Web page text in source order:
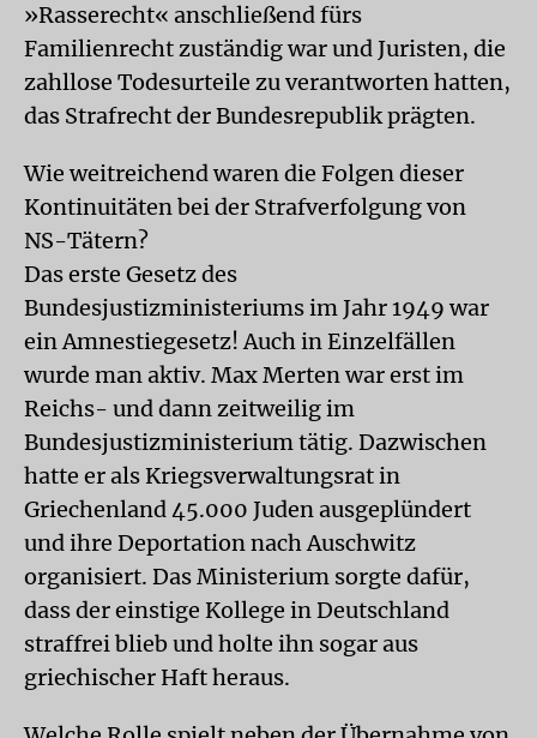
»Rasserecht« anschließend fürs
Familienrecht zuständig war und Juristen, die
zahllose Todesurteile zu verantworten hatten,
das Strafrecht der Bundesrepublik prägten.
Wie weitreichend waren die Folgen dieser
Kontinuitäten bei der Strafverfolgung von
NS-Tätern?
Das erste Gesetz des
Bundesjustizministeriums im Jahr 1949 war
ein Amnestiegesetz! Auch in Einzelfällen
wurde man aktiv. Max Merten war erst im
Reichs- und dann zeitweilig im
Bundesjustizministerium tätig. Dazwischen
hatte er als Kriegsverwaltungsrat in
Griechenland 45.000 Juden ausgeplündert
und ihre Deportation nach Auschwitz
organisiert. Das Ministerium sorgte dafür,
dass der einstige Kollege in Deutschland
straffrei blieb und holte ihn sogar aus
griechischer Haft heraus.